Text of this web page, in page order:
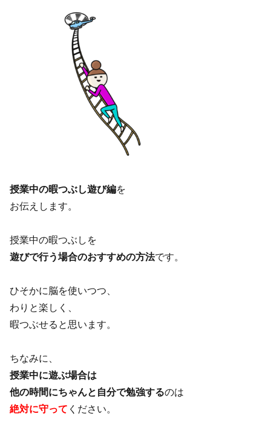
授業中の暇つぶし遊び編を
お伝えします。
授業中の暇つぶしを
遊びで行う場合のおすすめの方法です。
ひそかに脳を使いつつ、
わりと楽しく、
暇つぶせると思います。
ちなみに、
授業中に遊ぶ場合は
他の時間にちゃんと自分で勉強するのは
絶対に守って ください。